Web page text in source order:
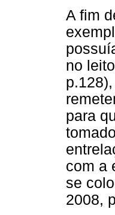
A fim
no
para
com a
se
2008,